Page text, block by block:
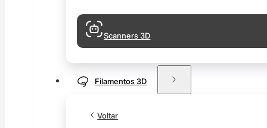
Scanners 3D
Filamentos 3D
Voltar